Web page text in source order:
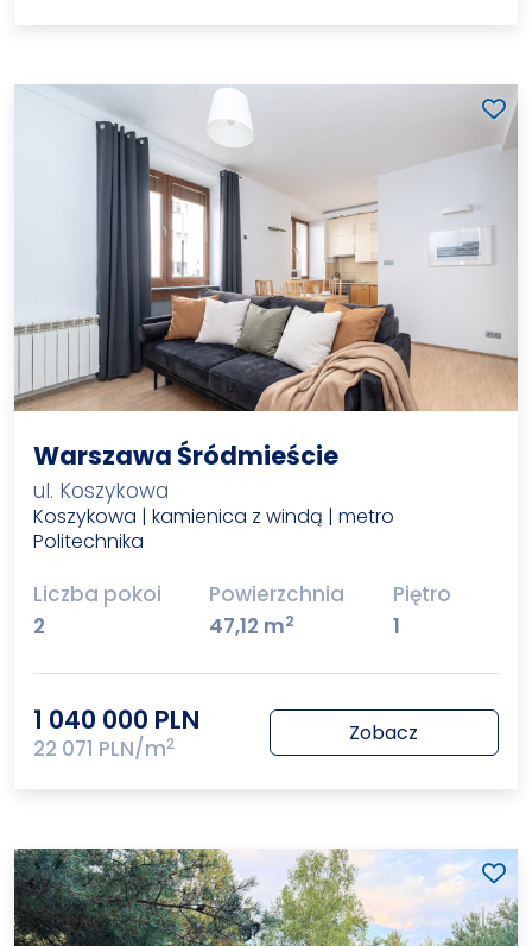
Warszawa Śródmieście
ul. Koszykowa
Koszykowa | kamienica z windą | metro
Politechnika
Liczba pokoi
2
Powierzchnia
47,12 m2
Piętro
1
1 040 000 PLN
22 071 PLN/m2 Zobacz